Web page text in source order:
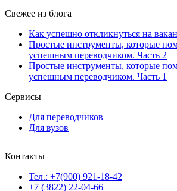
Свежее из блога
Как успешно откликнуться на
Простые инструменты, которые
успешным переводчиком. Часть 2
Простые инструменты, которые
успешным переводчиком. Часть 1
Сервисы
Для переводчиков
Для вузов
Контакты
Тел.: +7(900) 921-18-42
+7 (3822) 22-04-66